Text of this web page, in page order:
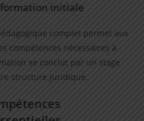
initiale
complet permet aux
compétences nécessaires à
se conclut par un stage
structure juridique.